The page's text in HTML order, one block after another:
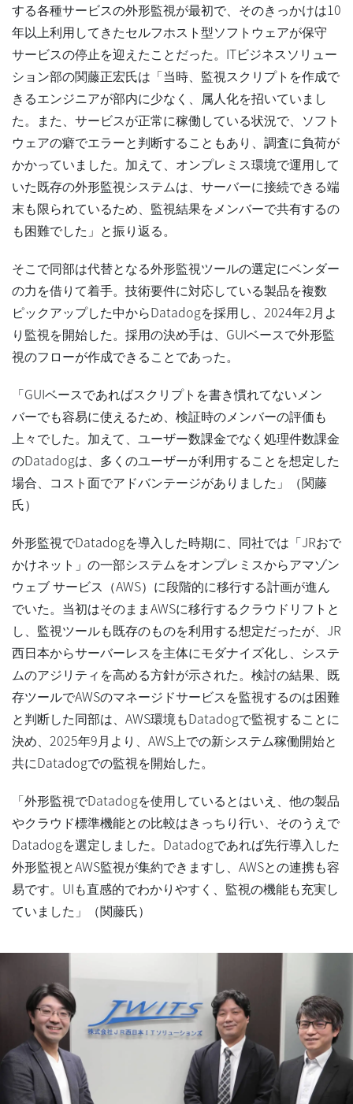
する各種サービスの外形監視が最初で、そのきっかけは10
年以上利用してきたセルフホスト型ソフトウェアが保守
サービスの停止を迎えたことだった。ITビジネスソリュー
ション部の関藤正宏氏は「当時、監視スクリプトを作成で
きるエンジニアが部内に少なく、属人化を招いていまし
た。また、サービスが正常に稼働している状況で、ソフト
ウェアの癖でエラーと判断することもあり、調査に負荷が
かかっていました。加えて、オンプレミス環境で運用して
いた既存の外形監視システムは、サーバーに接続できる端
末も限られているため、監視結果をメンバーで共有するの
も困難でした」と振り返る。
そこで同部は代替となる外形監視ツールの選定にベンダー
の力を借りて着手。技術要件に対応している製品を複数
ピックアップした中からDatadogを採用し、2024年2月よ
り監視を開始した。採用の決め手は、GUIベースで外形監
視のフローが作成できることであった。
「GUIベースであればスクリプトを書き慣れてないメン
バーでも容易に使えるため、検証時のメンバーの評価も
上々でした。加えて、ユーザー数課金でなく処理件数課金
のDatadogは、多くのユーザーが利用することを想定した
場合、コスト面でアドバンテージがありました」（関藤
氏）
外形監視でDatadogを導入した時期に、同社では「JRおで
かけネット」の一部システムをオンプレミスからアマゾン
ウェブ サービス（AWS）に段階的に移行する計画が進ん
でいた。当初はそのままAWSに移行するクラウドリフトと
し、監視ツールも既存のものを利用する想定だったが、JR
西日本からサーバーレスを主体にモダナイズ化し、システ
ムのアジリティを高める方針が示された。検討の結果、既
存ツールでAWSのマネージドサービスを監視するのは困難
と判断した同部は、AWS環境もDatadogで監視することに
決め、2025年9月より、AWS上での新システム稼働開始と
共にDatadogでの監視を開始した。
「外形監視でDatadogを使用しているとはいえ、他の製品
やクラウド標準機能との比較はきっちり行い、そのうえで
Datadogを選定しました。Datadogであれば先行導入した
外形監視とAWS監視が集約できますし、AWSとの連携も容
易です。UIも直感的でわかりやすく、監視の機能も充実し
ていました」（関藤氏）